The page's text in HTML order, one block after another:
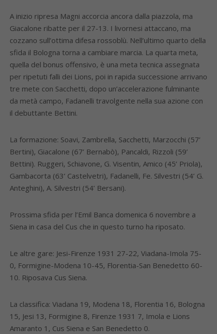
A inizio ripresa Magni accorcia ancora dalla piazzola, ma
Giacalone ribatte per il 27-13. I livornesi attaccano, ma
cozzano sull’ottima difesa rossoblù. Nell’ultimo quarto della
sfida il Bologna torna a cambiare marcia. La quarta meta,
quella del bonus offensivo, è una meta tecnica assegnata
per ripetuti falli dei Lions, poi in rapida successione arrivano
tre mete con Sacchetti, dopo un’accelerazione fulminante
da metà campo, Fadanelli travolgente nella sua azione con
il debuttante Bettini.
La formazione: Soavi, Zambrella, Sacchetti, Marzocchi (57’
Bertini), Giacalone (67’ Bernabò), Pancaldi, Rizzoli (59’
Bettini). Ruggeri, Schiavone, G. Visentin, Amico (45’ Priola),
Gambacorta (63’ Castelvetri), Fadanelli, Fe. Silvestri (54’ G.
Anteghini), A. Silvestri (54’ Bersani).
Prossima sfida per l’Emil Banca domenica 6 novembre a
Siena in casa del Cus che in questo turno ha riposato.
Le altre gare: Jesi-Firenze 1931 27-22, Viadana-Imola 75-
0, Formigine-Modena 10-45, Florentia-San Benedetto 60-
10. Riposava Cus Siena.
La classifica: Viadana 19, Modena 18, Florentia 16, Bologna
15, Jesi 13, Formigine 8, Firenze 1931 7, Imola e Lions
Amaranto 1, Cus Siena e San Benedetto 0.